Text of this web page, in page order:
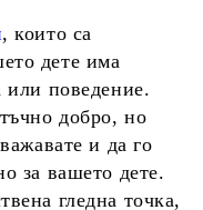
, които са
дете има
или поведение.
добро, но
и да го
за вашето дете.
гледна точка,